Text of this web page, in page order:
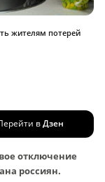
жителям потерей
вДзен
отключение
россиян.